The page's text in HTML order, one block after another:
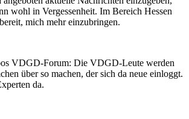
wohl in Vergessenheit. Im Bereich Hessen
mich mehr einzubringen.
VDGD-Forum: Die VDGD-Leute werden
über so machen, der sich da neue einloggt.
da.